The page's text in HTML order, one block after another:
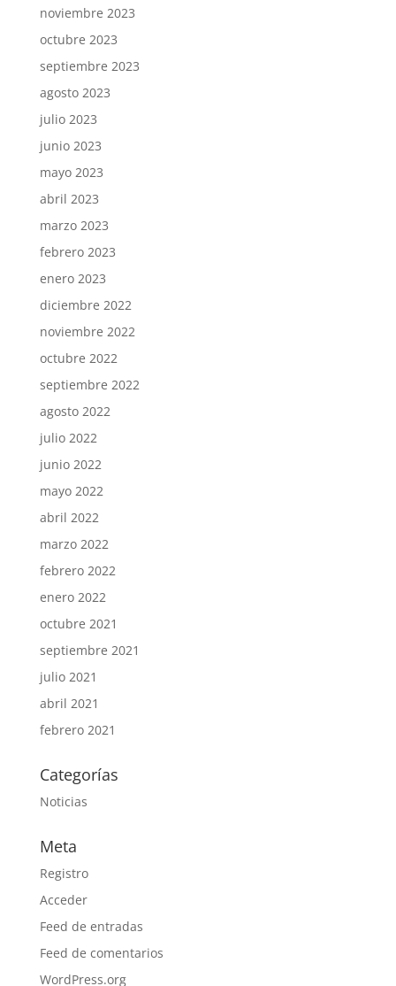
noviembre 2023
octubre 2023
septiembre 2023
agosto 2023
julio 2023
junio 2023
mayo 2023
abril 2023
marzo 2023
febrero 2023
enero 2023
diciembre 2022
noviembre 2022
octubre 2022
septiembre 2022
agosto 2022
julio 2022
junio 2022
mayo 2022
abril 2022
marzo 2022
febrero 2022
enero 2022
octubre 2021
septiembre 2021
julio 2021
abril 2021
febrero 2021
Categorías
Noticias
Meta
Registro
Acceder
Feed de entradas
Feed de comentarios
WordPress.org